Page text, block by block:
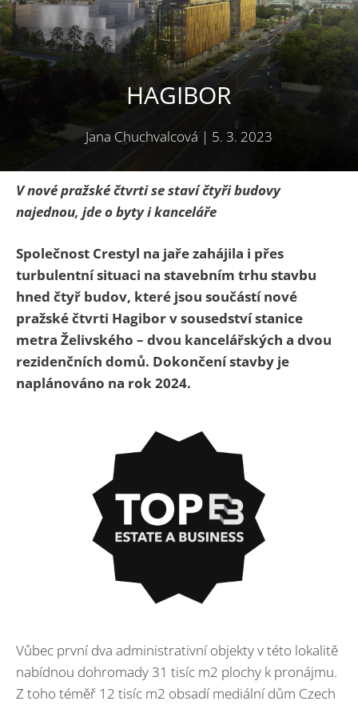
HAGIBOR
Jana Chuchvalcová | 5. 3. 2023
V nové pražské čtvrti se staví čtyři budovy
najednou, jde o byty i kanceláře
Společnost Crestyl na jaře zahájila i přes
turbulentní situaci na stavebním trhu stavbu
hned čtyř budov, které jsou součástí nové
pražské čtvrti Hagibor v sousedství stanice
metra Želivského – dvou kancelářských a dvou
rezidenčních domů. Dokončení stavby je
naplánováno na rok 2024.
Vůbec první dva administrativní objekty v této lokalitě
nabídnou dohromady 31 tisíc m2 plochy k pronájmu.
Z toho téměř 12 tisíc m2 obsadí mediální dům Czech